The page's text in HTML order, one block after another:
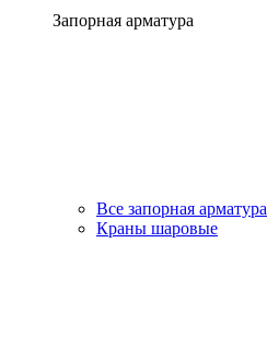
Запорная арматура
Все запорная арматура
Краны шаровые